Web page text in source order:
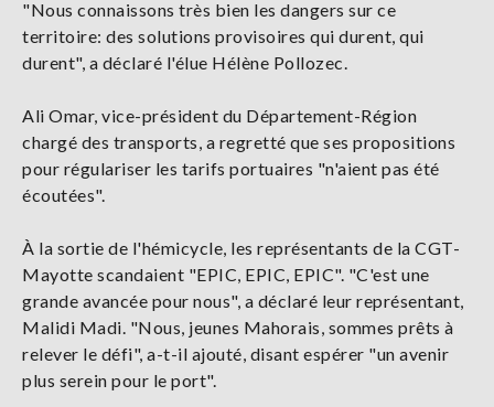
"Nous connaissons très bien les dangers sur ce
territoire: des solutions provisoires qui durent, qui
durent", a déclaré l'élue Hélène Pollozec.
Ali Omar, vice-président du Département-Région
chargé des transports, a regretté que ses propositions
pour régulariser les tarifs portuaires "n'aient pas été
écoutées".
À la sortie de l'hémicycle, les représentants de la CGT-
Mayotte scandaient "EPIC, EPIC, EPIC". "C'est une
grande avancée pour nous", a déclaré leur représentant,
Malidi Madi. "Nous, jeunes Mahorais, sommes prêts à
relever le défi", a-t-il ajouté, disant espérer "un avenir
plus serein pour le port".